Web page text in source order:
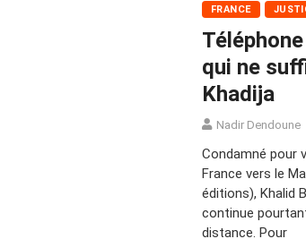
FRANCE
Téléphone
qui ne
Khadija
Nadir Dendoune
Condamné pour
France vers le
éditions), Khalid
continue
distance. Pour